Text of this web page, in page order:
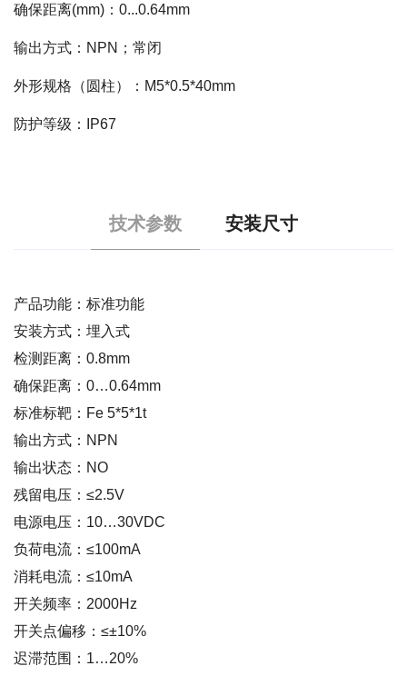
确保距离(mm)：0...0.64mm
输出方式：NPN；常闭
外形规格（圆柱）：M5*0.5*40mm
防护等级：IP67
技术参数 安装尺寸
产品功能：标准功能
安装方式：埋入式
检测距离：0.8mm
确保距离：0…0.64mm
标准标靶：Fe 5*5*1t
输出方式：NPN
输出状态：NO
残留电压：≤2.5V
电源电压：10…30VDC
负荷电流：≤100mA
消耗电流：≤10mA
开关频率：2000Hz
开关点偏移：≤±10%
迟滞范围：1…20%